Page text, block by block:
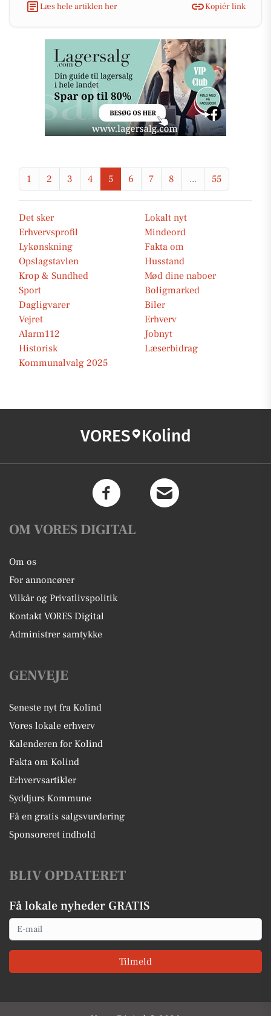
Læs hele artiklen her
Kopiér link
1 2 3 4 5 6 7 8 ... 55
Det sker
Lokalt nyt
Erhvervsprofil
Mindeord
Lykønskning
Fakta om
Opslagstavlen
Husstand
Krop & Sundhed
Mød dine naboer
Sport
Boligmarked
Dagligvarer
Biler
Vejret
Erhverv
Alarm112
Jobnyt
Historisk
Læserbidrag
Kommunalvalg 2025
VORES Kolind
OM VORES DIGITAL
Om os
For annoncører
Vilkår og Privatlivspolitik
Kontakt VORES Digital
Administrer samtykke
GENVEJE
Seneste nyt fra Kolind
Vores lokale erhverv
Kalenderen for Kolind
Fakta om Kolind
Erhvervsartikler
Syddjurs Kommune
Få en gratis salgsvurdering
Sponsoreret indhold
BLIV OPDATERET
Få lokale nyheder GRATIS
Email
Tilmeld